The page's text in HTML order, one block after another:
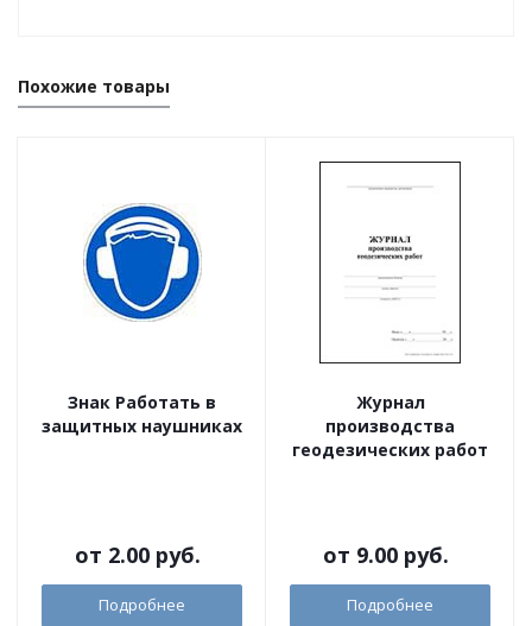
Похожие товары
Знак Работать в
защитных наушниках
от 2.00 руб.
Подробнее
Журнал
производства
геодезических работ
от 9.00 руб.
Подробнее